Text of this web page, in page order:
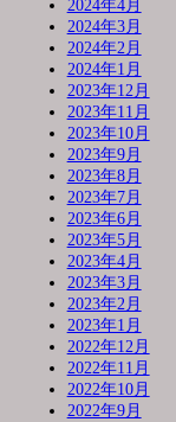
2024年4月
2024年3月
2024年2月
2024年1月
2023年12月
2023年11月
2023年10月
2023年9月
2023年8月
2023年7月
2023年6月
2023年5月
2023年4月
2023年3月
2023年2月
2023年1月
2022年12月
2022年11月
2022年10月
2022年9月